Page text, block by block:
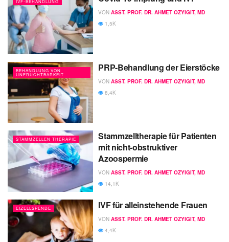
IVF-BEHANDLUNG
VON ASST. PROF. DR. AHMET OZYIGIT, MD
1,5K
BEHANDLUNG VON
UNFRUCHTBARKEIT
PRP-Behandlung der Eierstöcke
VON ASST. PROF. DR. AHMET OZYIGIT, MD
8,4K
STAMMZELLEN THERAPIE
Stammzelltherapie für Patienten
mit nicht-obstruktiver
Azoospermie
VON ASST. PROF. DR. AHMET OZYIGIT, MD
14,1K
EIZELLSPENDE IVF für alleinstehende Frauen
VON ASST. PROF. DR. AHMET OZYIGIT, MD
4,4K